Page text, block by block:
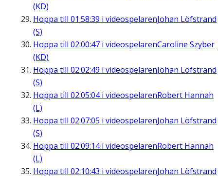
(KD)
Hoppa till 01:58:39 i videospelarenJohan Löfstrand
(S)
Hoppa till 02:00:47 i videospelarenCaroline Szyber
(KD)
Hoppa till 02:02:49 i videospelarenJohan Löfstrand
(S)
Hoppa till 02:05:04i videospelarenRobert Hannah
(L)
Hoppa till 02:07:05 i videospelarenJohan Löfstrand
(S)
Hoppa till 02:09:14i videospelarenRobert Hannah
(L)
Hoppa till 02:10:43 i videospelarenJohan Löfstrand